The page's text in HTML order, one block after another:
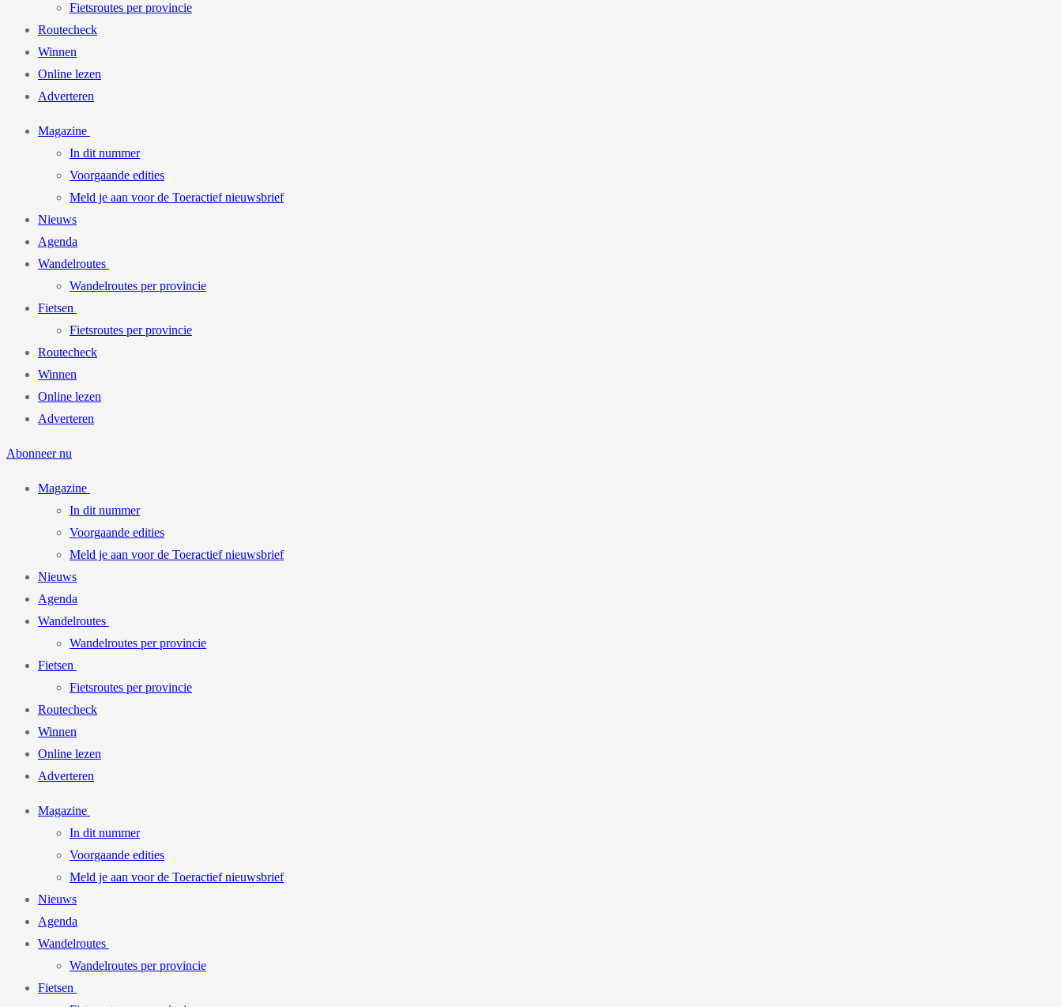
Fietsroutes per provincie
Routecheck
Winnen
Online lezen
Adverteren
Magazine
In dit nummer
Voorgaande edities
Meld je aan voor de Toeractief nieuwsbrief
Nieuws
Agenda
Wandelroutes
Wandelroutes per provincie
Fietsen
Fietsroutes per provincie
Routecheck
Winnen
Online lezen
Adverteren
Abonneer nu
Magazine
In dit nummer
Voorgaande edities
Meld je aan voor de Toeractief nieuwsbrief
Nieuws
Agenda
Wandelroutes
Wandelroutes per provincie
Fietsen
Fietsroutes per provincie
Routecheck
Winnen
Online lezen
Adverteren
Magazine
In dit nummer
Voorgaande edities
Meld je aan voor de Toeractief nieuwsbrief
Nieuws
Agenda
Wandelroutes
Wandelroutes per provincie
Fietsen